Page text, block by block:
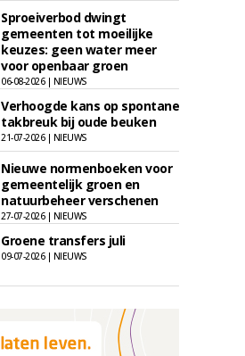
Sproeiverbod dwingt
gemeenten tot moeilijke
keuzes: geen water meer
voor openbaar groen
06-08-2026 | NIEUWS
Verhoogde kans op spontane
takbreuk bij oude beuken
21-07-2026 | NIEUWS
Nieuwe normenboeken voor
gemeentelijk groen en
natuurbeheer verschenen
27-07-2026 | NIEUWS
Groene transfers juli
09-07-2026 | NIEUWS